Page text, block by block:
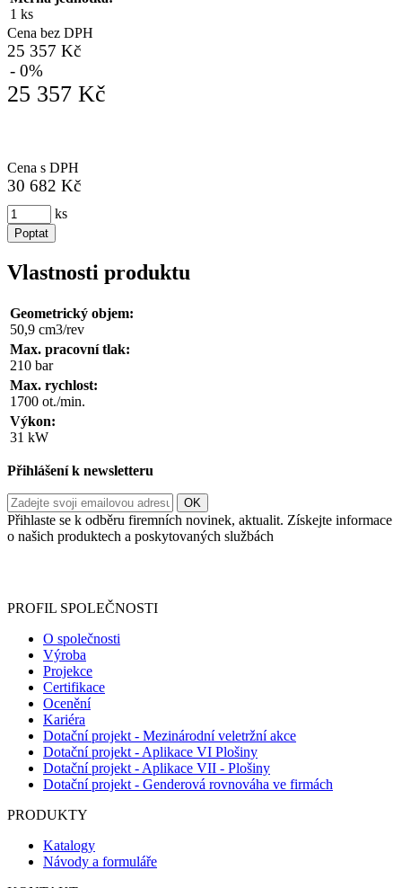
1 ks
Cena bez DPH
25 357 Kč
- 0%
25 357 Kč
Cena s DPH
30 682 Kč
ks
Poptat
Vlastnosti produktu
Geometrický objem:
50,9 cm3/rev
Max. pracovní tlak:
210 bar
Max. rychlost:
1700 ot./min.
Výkon:
31 kW
Přihlášení k newsletteru
Přihlaste se k odběru firemních novinek, aktualit. Získejte informace
o našich produktech a poskytovaných službách
PROFIL SPOLEČNOSTI
O společnosti
Výroba
Projekce
Certifikace
Ocenění
Kariéra
Dotační projekt - Mezinárodní veletržní akce
Dotační projekt - Aplikace VI Plošiny
Dotační projekt - Aplikace VII - Plošiny
Dotační projekt - Genderová rovnováha ve firmách
PRODUKTY
Katalogy
Návody a formuláře